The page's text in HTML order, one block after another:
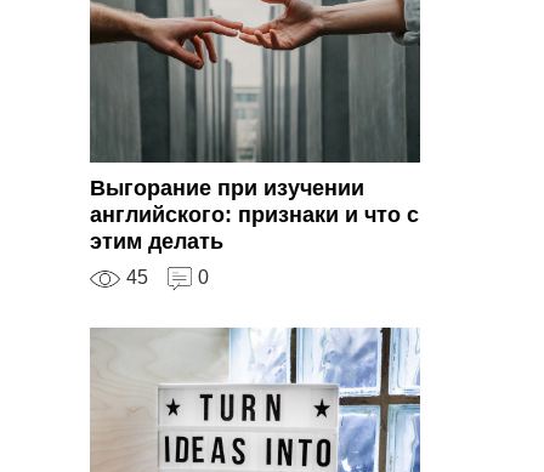
Выгорание при изучении
английского: признаки и что с
этим делать
45 0